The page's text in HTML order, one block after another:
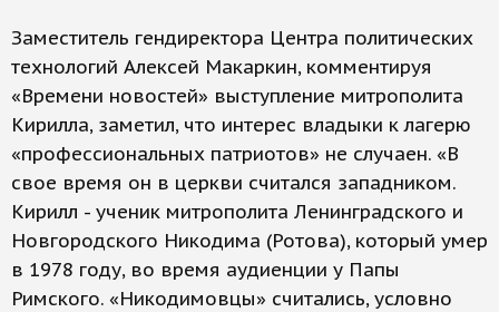
Заместитель гендиректора Центра политических
технологий Алексей Макаркин, комментируя
«Времени новостей» выступление митрополита
Кирилла, заметил, что интерес владыки к лагерю
«профессиональных патриотов» не случаен. «В
свое время он в церкви считался западником.
Кирилл - ученик митрополита Ленинградского и
Новгородского Никодима (Ротова), который умер
в 1978 году, во время аудиенции у Папы
Римского. «Никодимовцы» считались, условно